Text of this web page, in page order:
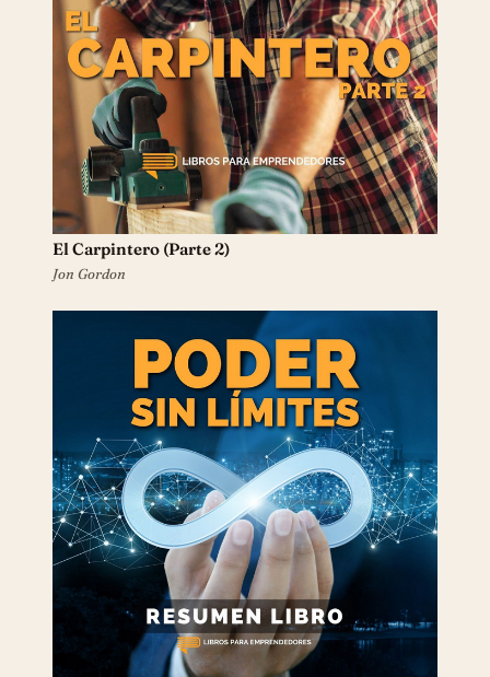
El Carpintero (Parte 2)
Jon Gordon